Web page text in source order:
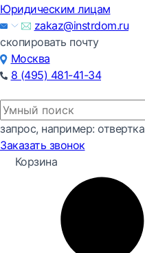
Юридическим лицам
zakaz@instrdom.ru
скопировать почту
Москва
8 (495) 481-41-34
запрос, например: отвертка
Заказать звонок
Корзина